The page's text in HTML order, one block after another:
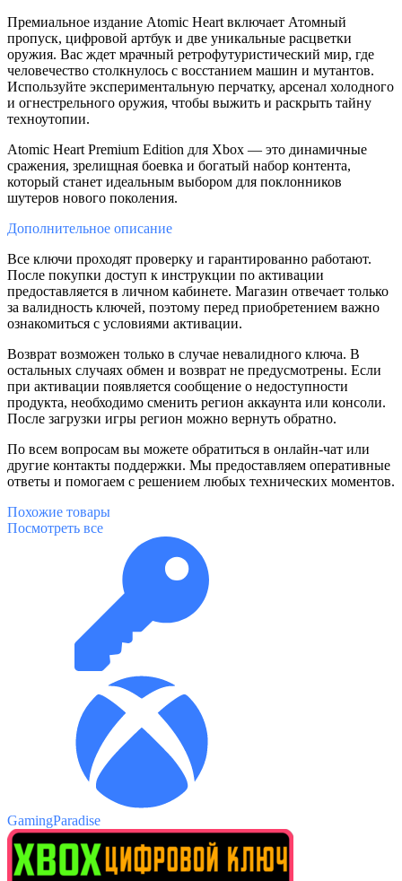
Премиальное издание Atomic Heart включает Атомный
пропуск, цифровой артбук и две уникальные расцветки
оружия. Вас ждет мрачный ретрофутуристический мир, где
человечество столкнулось с восстанием машин и мутантов.
Используйте экспериментальную перчатку, арсенал холодного
и огнестрельного оружия, чтобы выжить и раскрыть тайну
техноутопии.
Atomic Heart Premium Edition для Xbox — это динамичные
сражения, зрелищная боевка и богатый набор контента,
который станет идеальным выбором для поклонников
шутеров нового поколения.
Дополнительное описание
Все ключи проходят проверку и гарантированно работают.
После покупки доступ к инструкции по активации
предоставляется в личном кабинете. Магазин отвечает только
за валидность ключей, поэтому перед приобретением важно
ознакомиться с условиями активации.
Возврат возможен только в случае невалидного ключа. В
остальных случаях обмен и возврат не предусмотрены. Если
при активации появляется сообщение о недоступности
продукта, необходимо сменить регион аккаунта или консоли.
После загрузки игры регион можно вернуть обратно.
По всем вопросам вы можете обратиться в онлайн-чат или
другие контакты поддержки. Мы предоставляем оперативные
ответы и помогаем с решением любых технических моментов.
Похожие товары
Посмотреть все
GamingParadise